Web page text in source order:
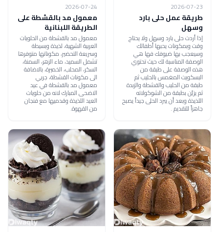
2026-07-23
طريقة عمل حلى بارد
وسهل
إذا أردت حلى بارد وسهل ولا يحتاج
وقت وبمكونات يحبها أطفالك
وسيعجب بها ضيوفك فها هي
الوصفة المناسبة لك حيث تحتوي
هذه الوصفة على طبقة من
البسكويت المغمس بالحليب ثم
طبقة من الحليب والقشطة والزبدة
ثم يزيّن بطبقة من الشوكولاته
اللذيذة وبعد أن يبرد الحلى جيداً يصبح
جاهزاً للتقديم .
2026-07-24
معمول مد بالقشطة على
الطريقة اللبنانية
معمول مد بالقشطة من الحلويات
العربية الشهية، لذيذة وبسيطة
وسريعة التحضير، مكوناتها متوفرها
تشمل السميد، ماء الزهر، السمنة،
السكر، المحلب، الخميرة، بالاضافة
الى مكونات القشطة، جربي
معمول مد بالقشطة في عيد
الاضحى المبارك لانه من حلويات
العيد اللذيذة وقدميها مع فنجان
من القهوة.